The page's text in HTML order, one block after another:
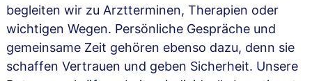
begleiten wir zu Arztterminen, Therapien oder
wichtigen Wegen. Persönliche Gespräche und
gemeinsame Zeit gehören ebenso dazu, denn sie
schaffen Vertrauen und geben Sicherheit. Unsere